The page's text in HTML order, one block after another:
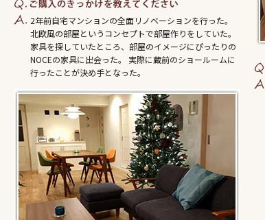
2年前自宅マンションの全面リノベーションを行った。
北欧風の部屋というコンセプトで部屋作りをしていた。
家具を探していたところ、部屋のイメージにぴったりの
NOCEの家具に出会った。 実際に蔵前のショールームに
行ったことが決め手となった。